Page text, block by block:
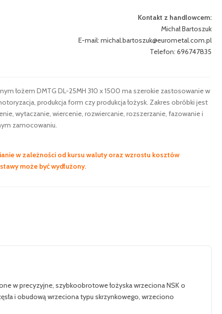
Kontakt z handlowcem:
Michał Bartoszuk
E-mail: michal.bartoszuk@eurometal.com.pl
Telefon: 696747835
łożem DMTG DL-25MH 310 x 1500 ma szerokie zastosowanie w
produkcja form czy produkcja łożysk. Zakres obróbki jest
wytaczanie, wiercenie, rozwiercanie, rozszerzanie, fazowanie i
zamocowaniu.
w zależności od kursu waluty oraz wzrostu kosztów
może być wydłużony.
w precyzyjne, szybkoobrotowe łożyska wrzeciona NSK o
i obudową wrzeciona typu skrzynkowego, wrzeciono